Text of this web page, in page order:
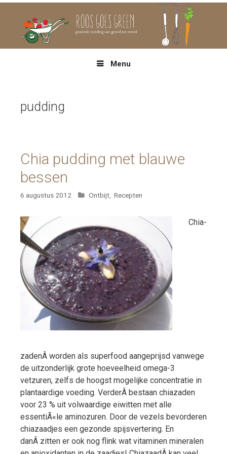
Menu
pudding
Chia pudding met blauwe
bessen
6 augustus 2012 Categorieën
Ontbijt, Recepten
Chia-
zadenÂ worden als superfood aangeprijsd vanwege
de uitzonderlijk grote hoeveelheid omega-3
vetzuren, zelfs de hoogst mogelijke concentratie in
plantaardige voeding. VerderÂ bestaan chiazaden
voor 23 % uit volwaardige eiwitten met alle
essentiÃ«le aminozuren. Door de vezels bevorderen
chiazaadjes een gezonde spijsvertering. En
danÂ zitten er ook nog flink wat vitaminen mineralen